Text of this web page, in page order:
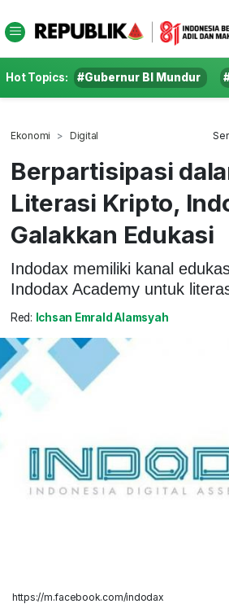
Hot Topics: #Gubernur BI Mundur
Ekonomi Digital
Berpartisipasi
Literasi Kripto,
Galakkan Edukasi
Indodax memiliki kanal
Indodax Academy untuk
Red: Ichsan Emrald Alamsyah
https://m.facebook.com/indodax